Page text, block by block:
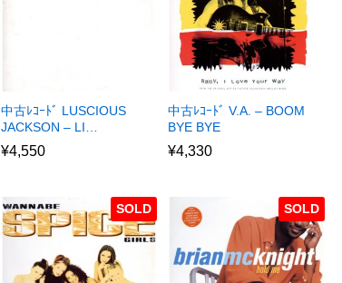
中古ﾚｺｰﾄﾞ LUSCIOUS
JACKSON – LI…
¥4,550
中古ﾚｺｰﾄﾞ V.A. – BOOM
BYE BYE
¥4,330
SOLD SOLD